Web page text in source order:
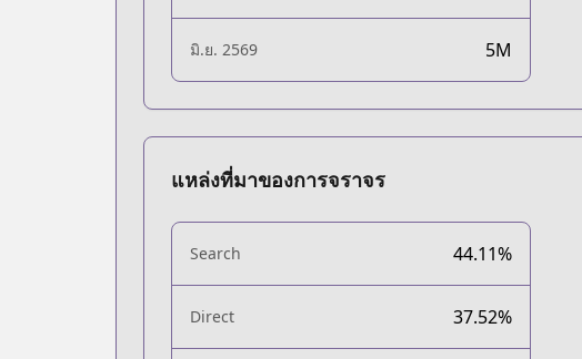
มิ.ย. 2569 5M
แหล่งที่มาของการจราจร
Search 44.11%
Direct 37.52%